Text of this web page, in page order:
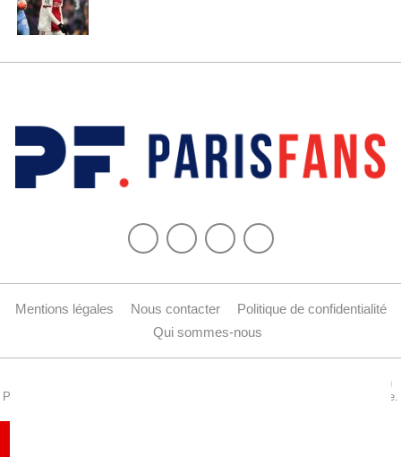
Mentions légales Nous contacter
Politique de confidentialité
Qui sommes-nous
Copyright © 2015-2024 Parisfans.fr, 1er site amateur dédié à l'actualité du
PSG - Tous les droits sont réservés. La reproduction de ce site est interdite.